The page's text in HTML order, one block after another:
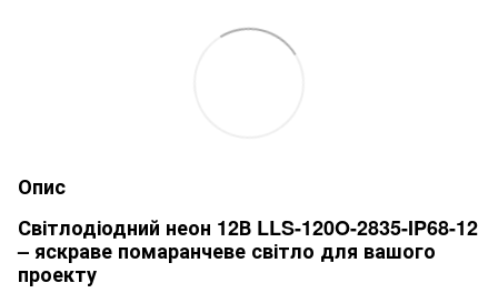
Опис
Світлодіодний неон 12В LLS-120O-2835-IP68-12
– яскраве помаранчеве світло для вашого
проекту